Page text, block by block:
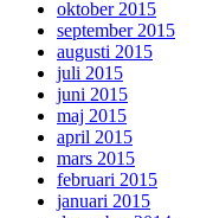
oktober 2015
september 2015
augusti 2015
juli 2015
juni 2015
maj 2015
april 2015
mars 2015
februari 2015
januari 2015